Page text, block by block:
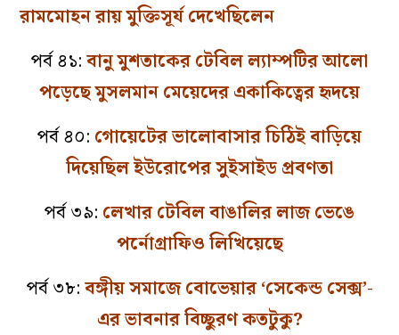
রামমোহন রায় মুক্তিসূর্য দেখেছিলেন
পর্ব ৪১:বানু মুশতাকের টেবিল ল্যাম্পটির আলো
পড়েছে মুসলমান মেয়েদের একাকিত্বের হৃদয়ে
পর্ব ৪০: গোয়েটের ভালোবাসার চিঠিই বাড়িয়ে
দিয়েছিল ইউরোপের সুইসাইড প্রবণতা
পর্ব ৩৯: লেখার টেবিল বাঙালির লাজ ভেঙে
পর্নোগ্রাফিও লিখিয়েছে
পর্ব ৩৮:বঙ্গীয় সমাজে বোভেয়ার ‘সেকেন্ড সেক্স’-
এর ভাবনার বিচ্ছুরণ কতটুকু?